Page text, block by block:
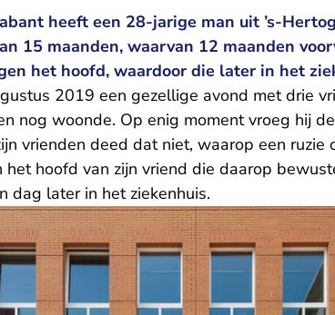
heeft een 28-jarige man uit ’s-
15 maanden, waarvan 12 maanden
het hoofd, waardoor die later in het
2019 een gezellige avond met drie
nog woonde. Op enig moment vroeg hij
vrienden deed dat niet, waarop een
hoofd van zijn vriend die daarop
dag later in het ziekenhuis.